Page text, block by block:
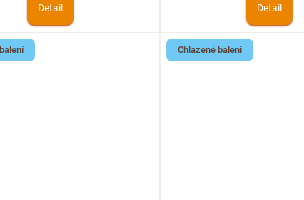
Detail Detail
Chlazené balení